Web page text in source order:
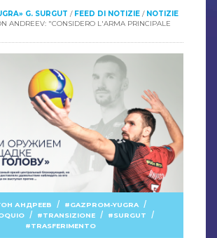
G. SURGUT / FEED DI NOTIZIE / NOTIZIE
ANDREEV: "CONSIDERO L'ARMA PRINCIPALE
АНДРЕЕВ / GAZPROM-YUGRA /
/ TRANSIZIONE / SURGUT /
TRASFERIMENTO